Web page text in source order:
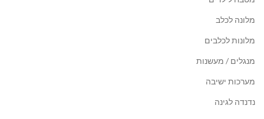
מלונה לכלב
מלונות לכלבים
מנגלים / מעשנות
מערכות ישיבה
נדנדה לגינה